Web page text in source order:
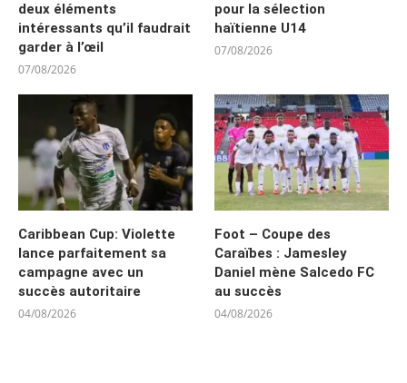
deux éléments
intéressants qu’il faudrait
garder à l’œil
07/08/2026
pour la sélection
haïtienne U14
07/08/2026
Caribbean Cup: Violette
lance parfaitement sa
campagne avec un
succès autoritaire
04/08/2026
Foot – Coupe des
Caraïbes : Jamesley
Daniel mène Salcedo FC
au succès
04/08/2026